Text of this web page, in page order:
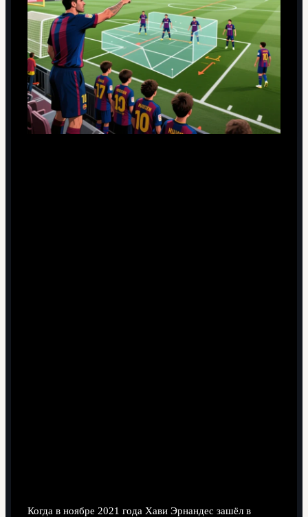
Когда в ноябре 2021 года Хави Эрнандес зашёл в